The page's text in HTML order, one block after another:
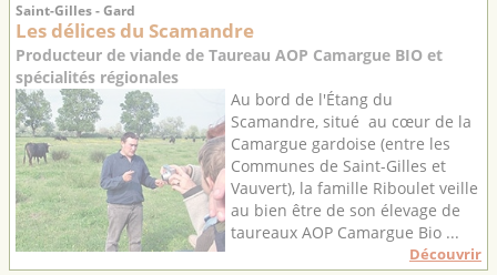
Saint-Gilles - Gard
Les délices du Scamandre
Producteur de viande de Taureau AOP Camargue BIO et
spécialités régionales
Au bord de l'Étang du
Scamandre, situé au cœur de la
Camargue gardoise (entre les
Communes de Saint-Gilles et
Vauvert), la famille Riboulet veille
au bien être de son élevage de
taureaux AOP Camargue Bio ...
Découvrir